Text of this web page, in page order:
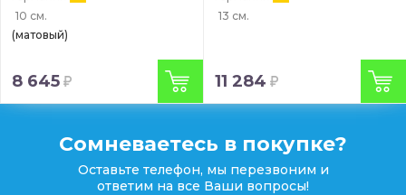
10 см.
(матовый)
8 645
13 см.
11 284
Сомневаетесь в покупке?
Оставьте телефон, мы перезвоним и
ответим на все Ваши вопросы!